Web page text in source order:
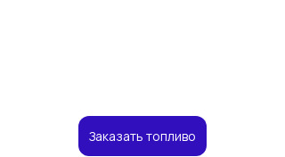
Заказать топливо